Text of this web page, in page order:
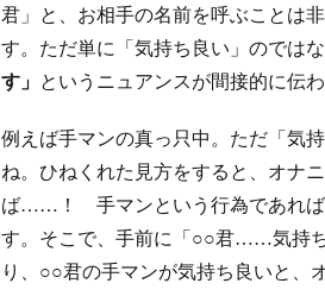
君」と、お相手の名前を呼ぶことは
す。ただ単に「気持ち良い」のではな
す」 というニュアンスが間接的に伝わ
例えば手マンの真っ只中。ただ「気
ね。ひねくれた見方をすると、オナ
ば……！ 手マンという行為であれば
す。そこで、手前に「○○君……気持
り、○○君の手マンが気持ち良いと、